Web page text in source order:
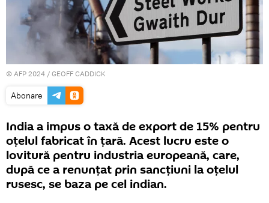
© AFP 2024 / GEOFF CADDICK
Abonare
India a impus o taxă de export de 15% pentru
oțelul fabricat în țară. Acest lucru este o
lovitură pentru industria europeană, care,
după ce a renunțat prin sancțiuni la oțelul
rusesc, se baza pe cel indian.